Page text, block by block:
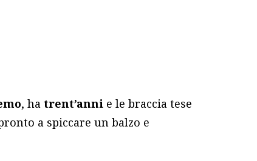
, hatrent’anni e le braccia tese
a spiccare un balzo e